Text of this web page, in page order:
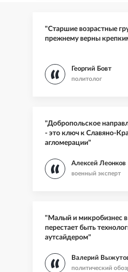
"Старшие возрастные
прежнему верны
Георгий Бовт
политолог
"Добропольское
- это ключ к Славяно-
агломерации"
Алексей Леонков
военный эксперт
"Малый и микробизнес
перестает быть
аутсайдером"
Валерий
политический